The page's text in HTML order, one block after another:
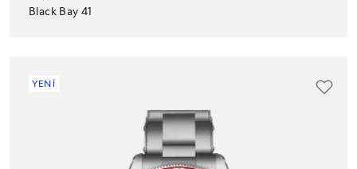
Black Bay 41
YENİ